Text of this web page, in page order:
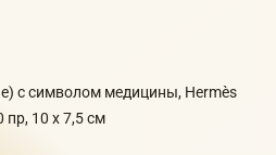
с символом медицины, Hermès
пр, 10 х 7,5 см